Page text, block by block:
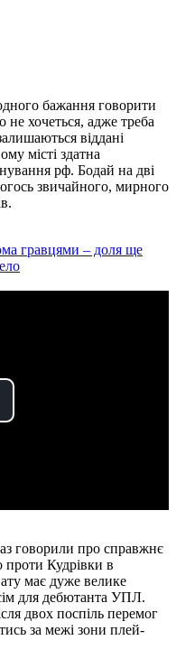
бажання говорити
не хочеться, адже треба
віддані
місті здатна
рф. Бодай на дві
звичайного, мирного
гравцями – доля ще
говорили про справжнє
Кудрівки в
має дуже велике
для дебютанта УПЛ.
двох поспіль перемог
за межі зони плей-